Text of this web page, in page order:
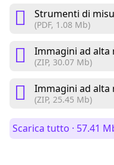
Strumenti di
(PDF, 1.08 Mb)
Immagini ad alta
(ZIP, 30.07 Mb)
Immagini ad alta
(ZIP, 25.45 Mb)
Scarica tutto · 57.41